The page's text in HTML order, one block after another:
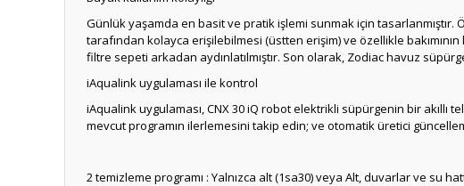
Günlük yaşamda en basit ve pratik işlemi sunmak için
tarafından kolayca erişilebilmesi (üstten erişim) ve özellikle
filtre sepeti arkadan aydınlatılmıştır. Son olarak, Zodiac havuz
iAqualink uygulaması ile kontrol
iAqualink uygulaması, CNX 30 iQ robot elektrikli süpürgenin bir
mevcut programın ilerlemesini takip edin; ve otomatik üretici
2 temizleme programı : Yalnızca alt (1sa30) veya Alt, duvarlar ve su